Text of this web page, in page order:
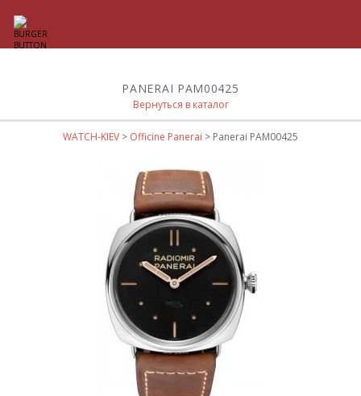
PANERAI PAM00425
Вернуться в каталог
WATCH-KIEV > Officine Panerai > Panerai PAM00425